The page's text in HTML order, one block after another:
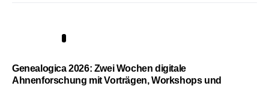
Genealogica 2026: Zwei Wochen digitale
Ahnenforschung mit Vorträgen, Workshops und